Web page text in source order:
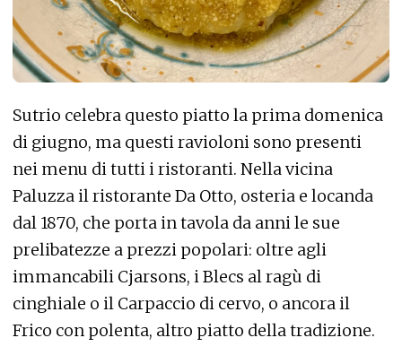
Sutrio celebra questo piatto la prima domenica
di giugno, ma questi ravioloni sono presenti
nei menu di tutti i ristoranti. Nella vicina
Paluzza il ristorante Da Otto, osteria e locanda
dal 1870, che porta in tavola da anni le sue
prelibatezze a prezzi popolari: oltre agli
immancabili Cjarsons, i Blecs al ragù di
cinghiale o il Carpaccio di cervo, o ancora il
Frico con polenta, altro piatto della tradizione.